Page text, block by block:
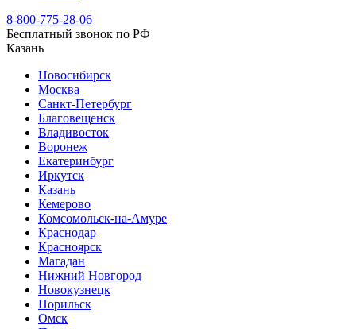
8-800-775-28-06
Бесплатный звонок по РФ
Казань
Новосибирск
Москва
Санкт-Петербург
Благовещенск
Владивосток
Воронеж
Екатеринбург
Иркутск
Казань
Кемерово
Комсомольск-на-Амуре
Краснодар
Красноярск
Магадан
Нижний Новгород
Новокузнецк
Норильск
Омск